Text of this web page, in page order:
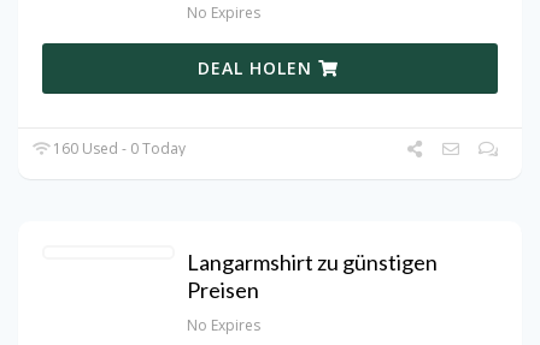
No Expires
DEAL HOLEN
160 Used - 0 Today
Langarmshirt zu günstigen
Preisen
No Expires